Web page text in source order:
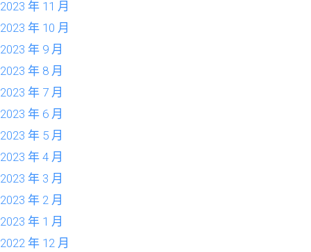
2023 年 11 月
2023 年 10 月
2023 年 9 月
2023 年 8 月
2023 年 7 月
2023 年 6 月
2023 年 5 月
2023 年 4 月
2023 年 3 月
2023 年 2 月
2023 年 1 月
2022 年 12 月